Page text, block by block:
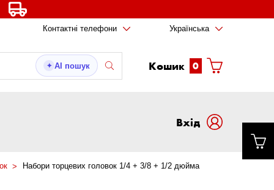
Контактні телефони Українська
✦ AI пошук Кошик 0
Вxід
Набори торцевих головок 1/4 + 3/8 + 1/2 дюйма